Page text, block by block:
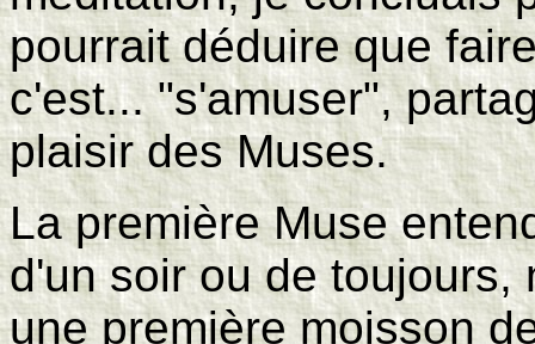
pourrait déduire que
c'est... "s'amuser",
plaisir des Muses.
La première Muse
d'un soir ou de toujours,
une première moisson